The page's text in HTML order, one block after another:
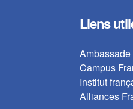
Liens
Campus
Institut
Alliances